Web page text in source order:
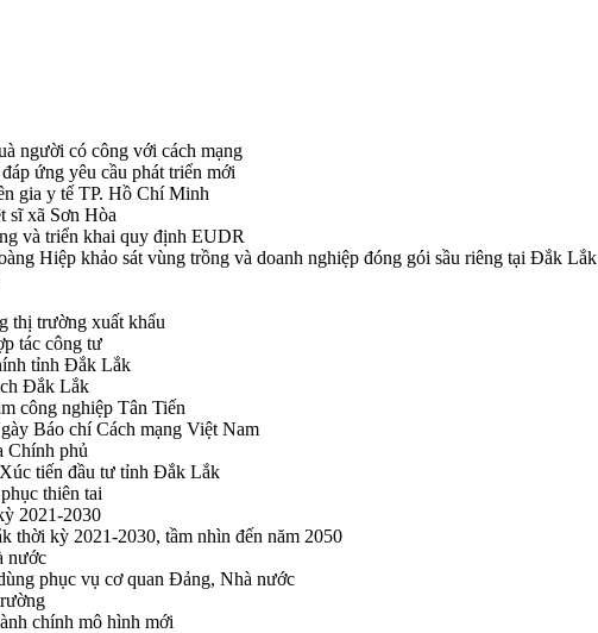
người có công với cách mạng
ứng yêu cầu phát triển mới
gia y tế TP. Hồ Chí Minh
sĩ xã Sơn Hòa
và triển khai quy định EUDR
Hiệp khảo sát vùng trồng và doanh nghiệp đóng gói sầu riêng tại Đắk Lắk
thị trường xuất khẩu
tác công tư
tỉnh Đắk Lắk
Đắk Lắk
công nghiệp Tân Tiến
Báo chí Cách mạng Việt Nam
Chính phủ
tiến đầu tư tỉnh Đắk Lắk
thiên tai
2021-2030
thời kỳ 2021-2030, tầm nhìn đến năm 2050
nước
phục vụ cơ quan Đảng, Nhà nước
chính mô hình mới